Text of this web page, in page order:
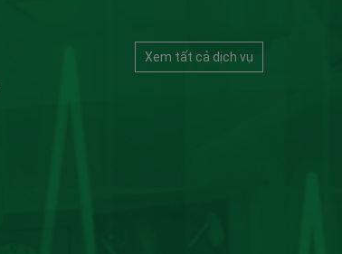
Xem tất cả dịch vụ